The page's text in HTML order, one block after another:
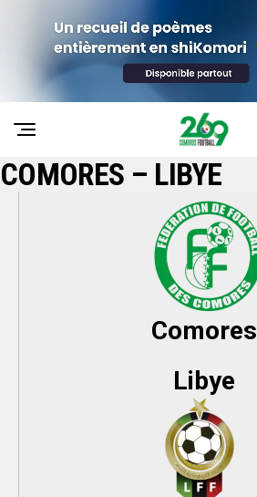
COMORES – LIBYE
Comores
Libye